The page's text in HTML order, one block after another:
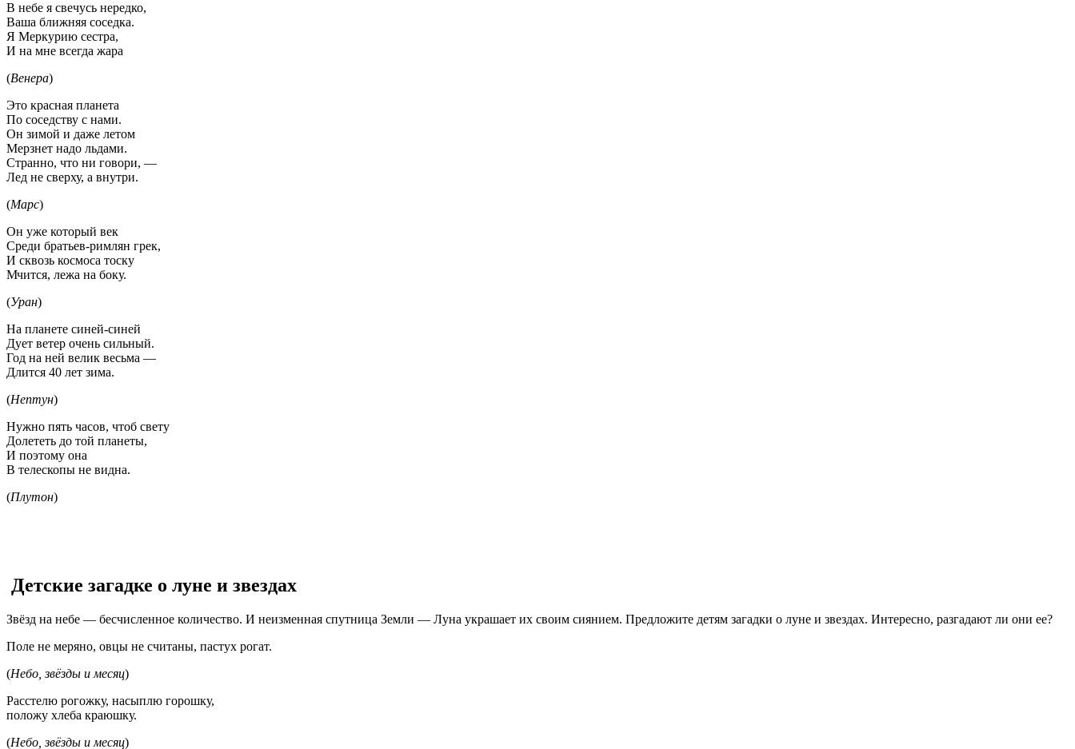
В небе я свечусь нередко,
Ваша ближняя соседка.
Я Меркурию сестра,
И на мне всегда жара
(Венера)
Это красная планета
По соседству с нами.
Он зимой и даже летом
Мерзнет надо льдами.
Странно, что ни говори, —
Лед не сверху, а внутри.
(Марс)
Он уже который век
Среди братьев-римлян грек,
И сквозь космоса тоску
Мчится, лежа на боку.
(Уран)
На планете синей-синей
Дует ветер очень сильный.
Год на ней велик весьма —
Длится 40 лет зима.
(Нептун)
Нужно пять часов, чтоб свету
Долететь до той планеты,
И поэтому она
В телескопы не видна.
(Плутон)
Детские загадке о луне и звездах
Звёзд на небе — бесчисленное количество. И неизменная спутница Земли — Луна украшает их своим сиянием. Предложите детям загадки о луне и звездах. Интересно, разгадают ли они ее?
Поле не меряно, овцы не считаны, пастух рогат.
(Небо, звёзды и месяц)
Расстелю рогожку, насыплю горошку,
положу хлеба краюшку.
(Небо, звёзды и месяц)